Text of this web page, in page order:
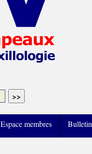
Espace membres Bulletin